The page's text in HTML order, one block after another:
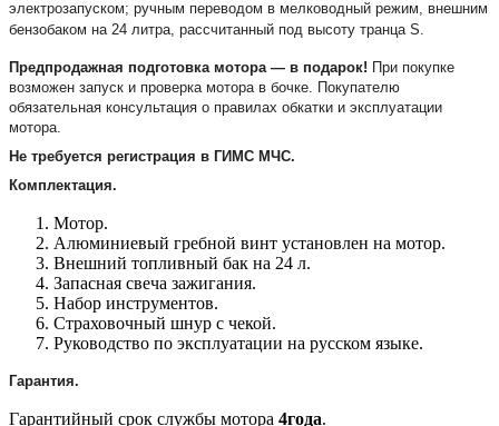
электрозапуском; ручным переводом в мелководный режим, внешним
бензобаком на 24 литра, рассчитанный под высоту транца S.
Предпродажная подготовка мотора ― в подарок! При покупке
возможен запуск и проверка мотора в бочке. Покупателю
обязательная консультация о правилах обкатки и эксплуатации
мотора.
Не требуется регистрация в ГИМС МЧС.
Комплектация.
Мотор.
Алюминиевый гребной винт установлен на мотор.
Внешний топливный бак на 24 л.
Запасная свеча зажигания.
Набор инструментов.
Страховочный шнур с чекой.
Руководство по эксплуатации на русском языке.
Гарантия.
Гарантийный срок службы мотора 4года.